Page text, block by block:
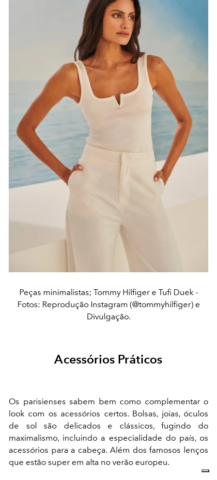
Peças minimalistas; Tommy Hilfiger e Tufi Duek -
Fotos: Reprodução Instagram (@tommyhilfiger) e
Divulgação.
Acessórios Práticos
Os parisienses sabem bem como complementar o
look com os acessórios certos. Bolsas, joias, óculos
de sol são delicados e clássicos, fugindo do
maximalismo, incluindo a especialidade do país, os
acessórios para a cabeça. Além dos famosos lenços
que estão super em alta no verão europeu.